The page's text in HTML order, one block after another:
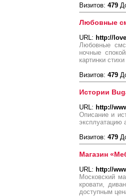
Визитов: 479
Любовные
URL: http://
Любовные
ночные
картинки
Визитов: 479
Истории
URL: http://
Описание и
эксплуатацию
Визитов: 479
Магазин
URL: http://
Московский
кровати,
доступным